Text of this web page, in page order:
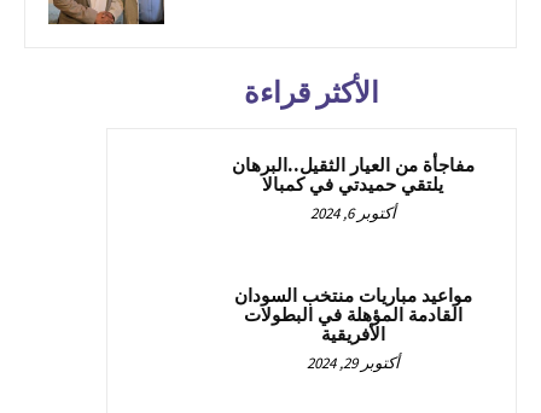
الأكثر قراءة
مفاجأة من العيار الثقيل..البرهان
يلتقي حميدتي في كمبالا
أكتوبر 6, 2024
مواعيد مباريات منتخب السودان
القادمة المؤهلة في البطولات
الأفريقية
أكتوبر 29, 2024